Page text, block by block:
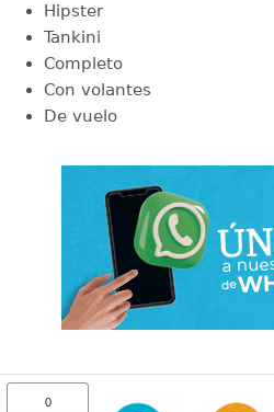
Hipster
Tankini
Completo
Con volantes
De vuelo
0